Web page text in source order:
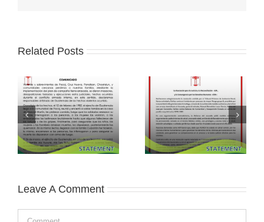
Related Posts
Leave A Comment